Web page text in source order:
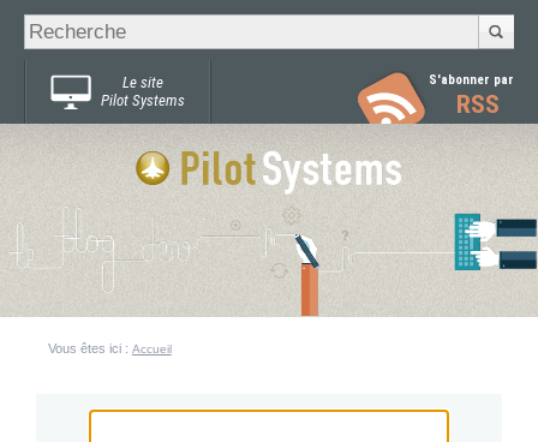
Chercher par
Recherche
avancée…
Le site
Pilot Systems
S'abonner par
RSS
Vous êtes ici : Accueil